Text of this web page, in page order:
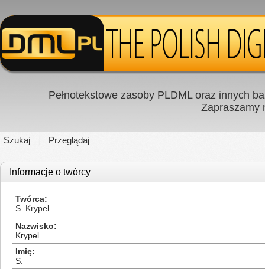
Pełnotekstowe zasoby PLDML oraz innych
Zapraszamy
Szukaj Przeglądaj
Informacje o twórcy
Twórca
S. Krypel
Nazwisko
Krypel
Imię
S.